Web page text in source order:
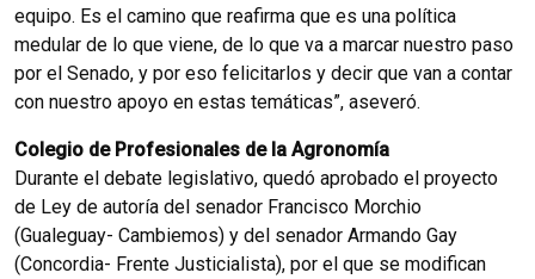
equipo. Es el camino que reafirma que es una política
medular de lo que viene, de lo que va a marcar nuestro paso
por el Senado, y por eso felicitarlos y decir que van a contar
con nuestro apoyo en estas temáticas”, aseveró.
Colegio de Profesionales de la Agronomía
Durante el debate legislativo, quedó aprobado el proyecto
de Ley de autoría del senador Francisco Morchio
(Gualeguay- Cambiemos) y del senador Armando Gay
(Concordia- Frente Justicialista), por el que se modifican